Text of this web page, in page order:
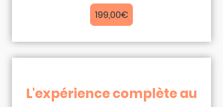
199,00€
L'expérience complète au